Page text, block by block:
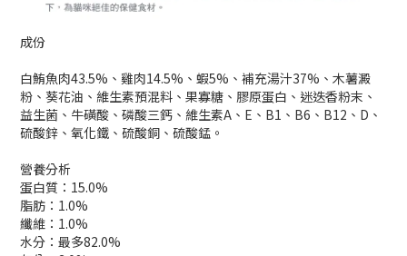
成份
白鮪魚肉43.5%、雞肉14.5%、蝦5%、補充湯汁37%、木薯澱
粉、葵花油、維生素預混料、果寡糖、膠原蛋白、迷迭香粉末、
益生菌、牛磺酸、磷酸三鈣、維生素A、E、B1、B6、B12、D、
硫酸鋅、氧化鐵、硫酸銅、硫酸錳。
營養分析
蛋白質：15.0%
脂肪：1.0%
纖維：1.0%
水分：最多82.0%